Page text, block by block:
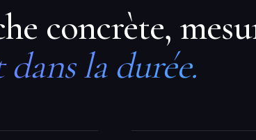
concrète,
la durée.